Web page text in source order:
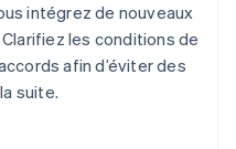
intégrez de nouveaux
les conditions de
afin d’éviter des
suite.